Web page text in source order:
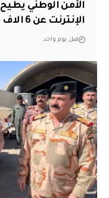
الأمن الوطني
الإنترنت عن 6 الاف مستخدم في نينوى
قبل يوم واحد